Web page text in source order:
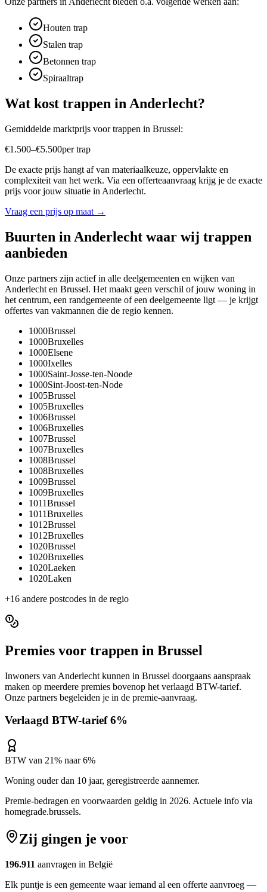
Houten trap
Stalen trap
Betonnen trap
Spiraaltrap
Wat kost trappen inAnderlecht?
Gemiddelde marktprijs voortrappen in Brussel:
€1.500–€5.500pertrap
De exacte prijs hangt af van materiaalkeuze, oppervlakte en
complexiteit van het werk. Via een offerteaanvraag krijg je de exacte
prijs voor jouw situatie in Anderlecht.
Vraag een prijs op maat →
Buurten in Anderlecht waar wij trappen
aanbieden
Onze partners zijn actief in alle deelgemeenten en wijken van
Anderlecht en Brussel. Het maakt geen verschil of jouw woning in
het centrum, een randgemeente of een deelgemeente ligt — je krijgt
offertes van vakmannen die de regio kennen.
1000Brussel
1000Bruxelles
1000Elsene
1000Ixelles
1000Saint-Josse-ten-Noode
1000Sint-Joost-ten-Node
1005Brussel
1005Bruxelles
1006Brussel
1006Bruxelles
1007Brussel
1007Bruxelles
1008Brussel
1008Bruxelles
1009Brussel
1009Bruxelles
1011Brussel
1011Bruxelles
1012Brussel
1012Bruxelles
1020Brussel
1020Bruxelles
1020Laeken
1020Laken
+16 andere postcodes in de regio
Premies voor trappen in Brussel
Inwoners van Anderlecht kunnen in Brussel doorgaans aanspraak
maken op meerdere premies bovenop het verlaagd BTW-tarief.
Onze partners begeleiden je in de premie-aanvraag.
Verlaagd BTW-tarief 6%
BTW van 21% naar 6%
Woning ouder dan 10 jaar, geregistreerde aannemer.
Premie-bedragen en voorwaarden geldig in 2026. Actuele info via
homegrade.brussels.
Zij gingen je voor
196.911 aanvragen in België
Elk puntje is een gemeente waar iemand al een offerte aanvroeg —